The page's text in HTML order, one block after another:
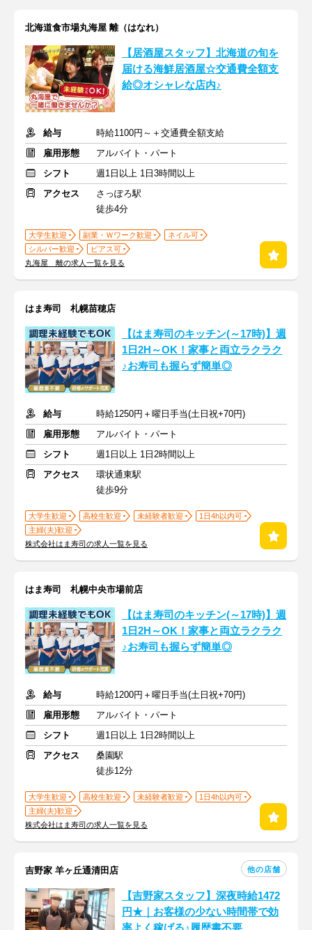
北海道食市場丸海屋 離（はなれ）
【居酒屋スタッフ】北海道の旬を
届ける海鮮居酒屋☆交通費全額支
給◎オシャレな店内♪
給与
時給1100円～＋交通費全額支給
雇用形態
アルバイト・パート
シフト
週1日以上 1日3時間以上
アクセス
さっぽろ駅
徒歩4分
大学生歓迎 副業・Ｗワーク歓迎
ネイル可
シルバー歓迎
ピアス可
丸海屋 離の求人一覧を見る
はま寿司 札幌苗穂店
【はま寿司のキッチン(～17時)】週
1日2H～OK！家事と両立ラクラク
♪お寿司も握らず簡単◎
給与
時給1250円＋曜日手当(土日祝+70円)
雇用形態
アルバイト・パート
シフト
週1日以上 1日2時間以上
アクセス
環状通東駅
徒歩9分
大学生歓迎 高校生歓迎 未経験者歓迎
1日4h以内可
主婦(夫)歓迎
株式会社はま寿司の求人一覧を見る
はま寿司 札幌中央市場前店
【はま寿司のキッチン(～17時)】週
1日2H～OK！家事と両立ラクラク
♪お寿司も握らず簡単◎
給与
時給1200円＋曜日手当(土日祝+70円)
雇用形態
アルバイト・パート
シフト
週1日以上 1日2時間以上
アクセス
桑園駅
徒歩12分
大学生歓迎 高校生歓迎 未経験者歓迎
1日4h以内可
主婦(夫)歓迎
株式会社はま寿司の求人一覧を見る
吉野家 羊ヶ丘通清田店 他の店舗
【吉野家スタッフ】深夜時給1472
円★｜お客様の少ない時間帯で効